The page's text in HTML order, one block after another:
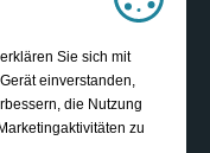
Sie sich mit
einverstanden,
die Nutzung
zu